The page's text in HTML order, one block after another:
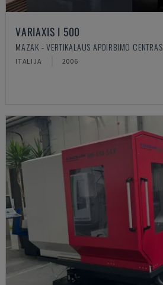
VARIAXIS I 500
MAZAK - VERTIKALAUS APDIRBIMO CENTRAS
ITALIJA 2006